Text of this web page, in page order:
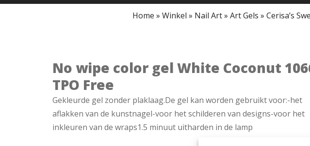
Home » Winkel » Nail Art» Art Gels » Cerisa’s
No wipe color gel White Coconut
TPO Free
Gekleurde gel zonder plaklaag.De gel kan worden gebruikt voor:-het
aflakken van de kunstnagel-voor het schilderen van designs-voor het
inkleuren van de wraps1.5 minuut uitharden in de lamp